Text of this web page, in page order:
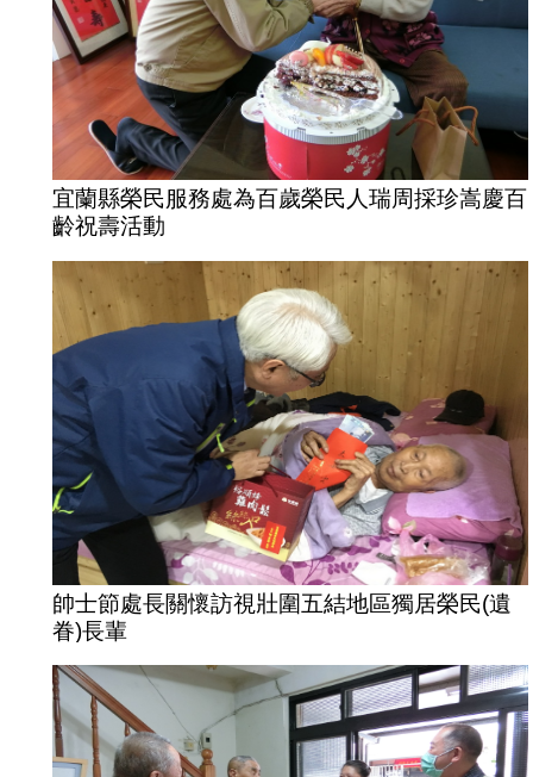
宜蘭縣榮民服務處為百歲榮民人瑞周採珍嵩慶百
齡祝壽活動
帥士節處長關懷訪視壯圍五結地區獨居榮民(遺
眷)長輩